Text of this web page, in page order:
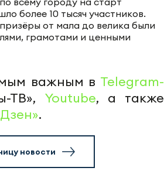
более 10 тысяч участников.
от мала до велика были
грамотами и ценными
важным в Telegram-
ТВ», Youtube, а также
.
новости